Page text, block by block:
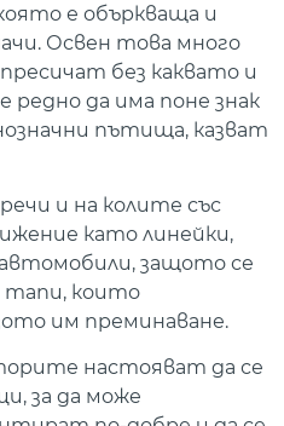
е объркваща и
Освен това много
без каквато и
редно да има поне знак
пътища, казват
и на колите със
като линейки,
защото се
тапи, които
им преминаване.
настояват да се
за да може